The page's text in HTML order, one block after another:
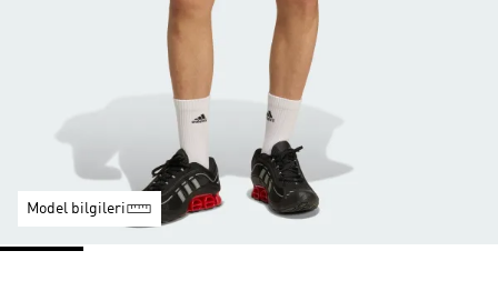
Model bilgileri